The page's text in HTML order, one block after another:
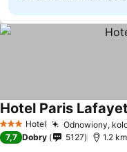
3 Kategoria
Hotel Odnowiony,
Hotel Paris
7,7 Dobry 5127 1.2